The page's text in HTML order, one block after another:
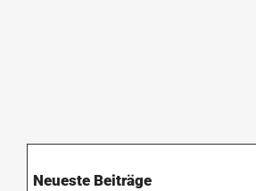
Neueste Beiträge